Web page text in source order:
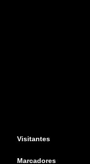
Visitantes
Marcadores